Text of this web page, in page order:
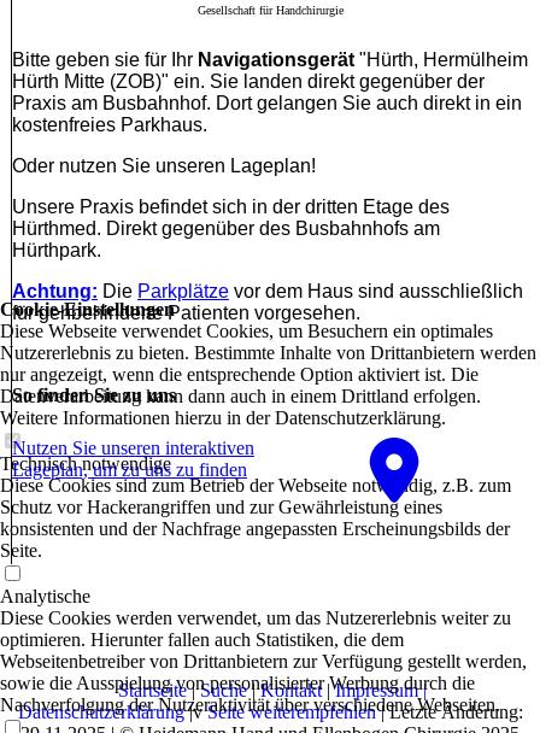
Gesellschaft für Handchirurgie
Bitte geben sie für Ihr Navigationsgerät "Hürth, Hermülheim
Hürth Mitte (ZOB)" ein. Sie landen direkt gegenüber der
Praxis am Busbahnhof. Dort gelangen Sie auch direkt in ein
kostenfreies Parkhaus.
Oder nutzen Sie unseren Lageplan!
Unsere Praxis befindet sich in der dritten Etage des
Hürthmed. Direkt gegenüber des Busbahnhofs am
Hürthpark.
Achtung: Die Parkplätzevor dem Haus sind ausschließlich
für gehbehinderte Patienten vorgesehen.
So finden Sie zu uns
Nutzen Sie unseren interaktiven
La­ge­plan, um zu uns zu finden
Startseite|Suche|Kontakt|Impressum |
Datenschutzerklärung|vSeite weiterempfehlen| Letzte Änderung:
Cookie-Einstellungen
Diese Webseite verwendet Cookies, um Besuchern ein optimales
Nutzererlebnis zu bieten. Bestimmte Inhalte von Drittanbietern werden
nur angezeigt, wenn die entsprechende Option aktiviert ist. Die
Datenverarbeitung kann dann auch in einem Drittland erfolgen.
Weitere Informationen hierzu in der Datenschutzerklärung.
Technisch notwendige
Diese Cookies sind zum Betrieb der Webseite notwendig, z.B. zum
Schutz vor Hackerangriffen und zur Gewährleistung eines
konsistenten und der Nachfrage angepassten Erscheinungsbilds der
Seite.
Analytische
Diese Cookies werden verwendet, um das Nutzererlebnis weiter zu
optimieren. Hierunter fallen auch Statistiken, die dem
Webseitenbetreiber von Drittanbietern zur Verfügung gestellt werden,
sowie die Ausspielung von personalisierter Werbung durch die
Nachverfolgung der Nutzeraktivität über verschiedene Webseiten.